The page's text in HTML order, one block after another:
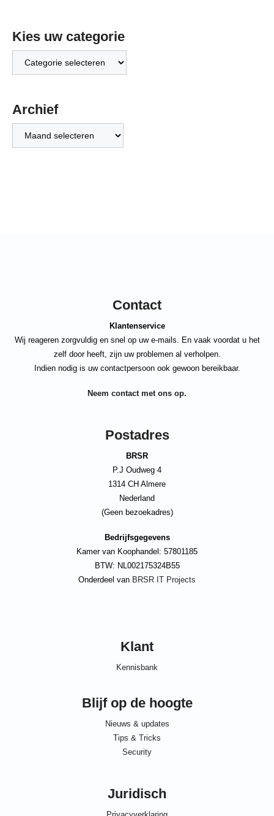
Kies uw categorie
Archief
Contact
Klantenservice
Wij reageren zorgvuldig en snel op uw e-mails. En vaak voordat u het
zelf door heeft, zijn uw problemen al verholpen.
Indien nodig is uw contactpersoon ook gewoon bereikbaar.
Neem contact met ons op.
Postadres
BRSR
P.J Oudweg 4
1314 CH Almere
Nederland
(Geen bezoekadres)
Bedrijfsgegevens
Kamer van Koophandel: 57801185
BTW: NL002175324B55
Onderdeel van BRSR IT Projects
Klant
Kennisbank
Blijf op de hoogte
Nieuws & updates
Tips & Tricks
Security
Juridisch